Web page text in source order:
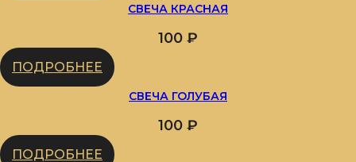
СВЕЧА КРАСНАЯ
100 ₽
ПОДРОБНЕЕ
СВЕЧА ГОЛУБАЯ
100 ₽
ПОДРОБНЕЕ